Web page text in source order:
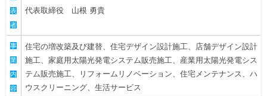
表
者
代表取締役 山根 勇貴
事
業
内
容
住宅の増改築及び建替、住宅デザイン設計施工、店舗デザイン設計
施工、家庭用太陽光発電システム販売施工、産業用太陽光発電シス
テム販売施工、リフォームリノベーション、住宅メンテナンス、ハ
ウスクリーニング、生活サービス